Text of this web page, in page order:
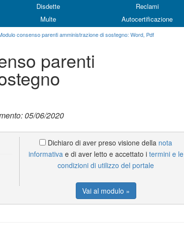
Disdette
Reclami
Multe
Autocertificazione
consenso parenti amministrazione di sostegno: Word, Pdf
parenti
05/06/2020
Dichiaro di aver preso visione della nota
informativa e di aver letto e accettato i termini e le
condizioni di utilizzo del portale
Vai al modulo »